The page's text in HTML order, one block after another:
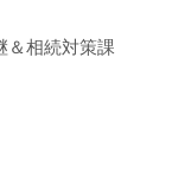
＆相続対策課